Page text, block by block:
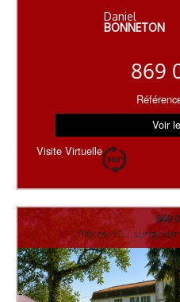
Daniel
BONNETON
869
Voir
Visite Virtuelle
849
Pièces: 10 |